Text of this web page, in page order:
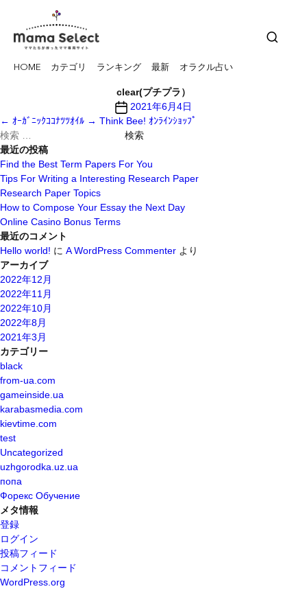
HOME カテゴリ ランキング 最新 オラクル占い
clear(プチプラ）
投
稿
2021年6月4日
← ｵｰｶﾞﾆｯｸｺｺﾅﾂﾂｵｲﾙ → Think Bee! ｵﾝﾗｲﾝｼｮｯﾌﾟ
検
索
対
象:
最近の投稿
Find the Best Term Papers For You
Tips For Writing a Interesting Research Paper
Research Paper Topics
How to Compose Your Essay the Next Day
Online Casino Bonus Terms
最近のコメント
Hello world! に A WordPress Commenter より
アーカイブ
2022年12月
2022年11月
2022年10月
2022年8月
2021年3月
カテゴリー
black
from-ua.com
gameinside.ua
karabasmedia.com
kievtime.com
test
Uncategorized
uzhgorodka.uz.ua
попа
Форекс Обучение
メタ情報
登録
ログイン
投稿フィード
コメントフィード
WordPress.org